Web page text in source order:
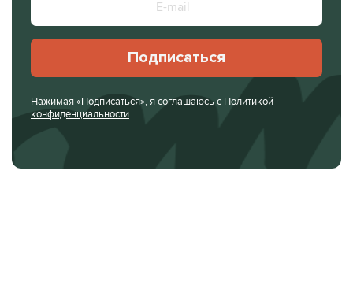
Подписаться
Нажимая «Подписаться», я соглашаюсь с Политикой
конфиденциальности